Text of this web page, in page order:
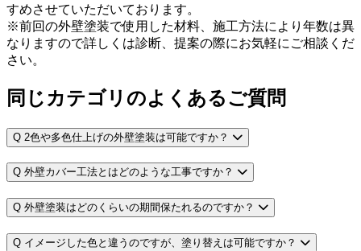
すめさせていただいております。
※前回の外壁塗装で使用した材料、施工方法により年数は異
なりますので詳しくは診断、提案の際にお気軽にご相談くだ
さい。
同じカテゴリのよくあるご質問
Q 2色や多色仕上げの外壁塗装は可能ですか？
Q 外壁カバー工法とはどのような工事ですか？
Q 外壁塗装はどのくらいの期間保たれるのですか？
Q イメージした色と違うのですが、塗り替えは可能ですか？